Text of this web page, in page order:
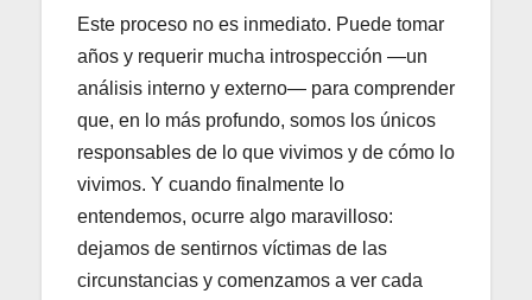
Este proceso no es inmediato. Puede tomar
años y requerir mucha introspección —un
análisis interno y externo— para comprender
que, en lo más profundo, somos los únicos
responsables de lo que vivimos y de cómo lo
vivimos. Y cuando finalmente lo
entendemos, ocurre algo maravilloso:
dejamos de sentirnos víctimas de las
circunstancias y comenzamos a ver cada